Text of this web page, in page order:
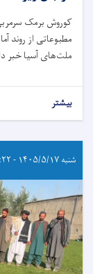
مطبوعاتی از روند
ملت‌های آسیا خبر
بیشتر
شنبه ۱۴۰۵/۵/۱۷ - ۱۶:۲۲